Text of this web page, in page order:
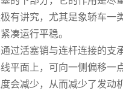
讲究，尤其是象轿车一类
凑运行平稳。
活塞销与连杆连接的支
平面上，可向一侧偏移
会减少，从而减少了发动